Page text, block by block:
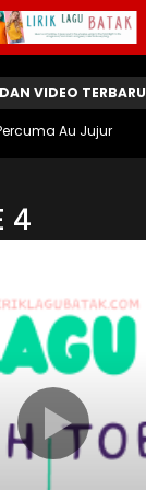
VIDEO TERBARU
Ajal Ni Portibi
4